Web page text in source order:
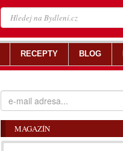
MAGAZÍN
RECEPTY BLOG